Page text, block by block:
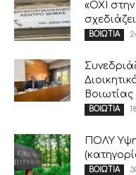
«ΟΧΙ
ΒΟΙΩΤΙΑ
Βοιωτίας
ΒΟΙΩΤΙΑ
ΠΟΛΥ
ΒΟΙΩΤΙΑ